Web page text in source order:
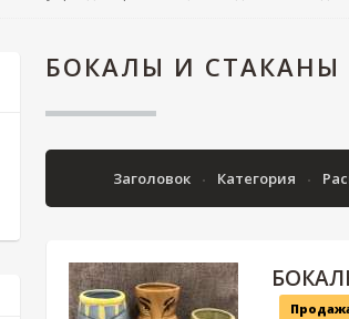
БОКАЛЫ И СТАКАНЫ
Заголовок Категория